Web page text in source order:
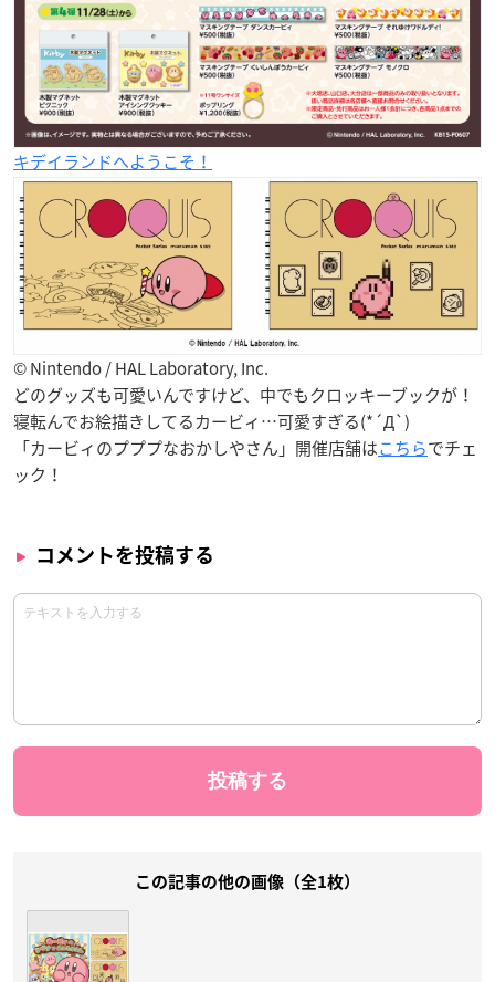
キデイランドへようこそ！
© Nintendo / HAL Laboratory, Inc.
どのグッズも可愛いんですけど、中でもクロッキーブックが！
寝転んでお絵描きしてるカービィ…可愛すぎる(*´Д`)
「カービィのプププなおかしやさん」開催店舗はこちらでチェ
ック！
コメントを投稿する
この記事の他の画像（全1枚）